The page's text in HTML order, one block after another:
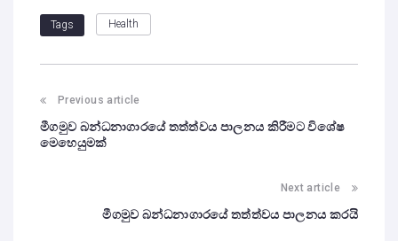
Tags Health
Previous article
මීගමුව බන්ධනාගාරයේ තත්ත්වය පාලනය කිරීමට විශේෂ
මෙහෙයුමක්
Next article
මීගමුව බන්ධනාගාරයේ තත්ත්වය පාලනය කරයි